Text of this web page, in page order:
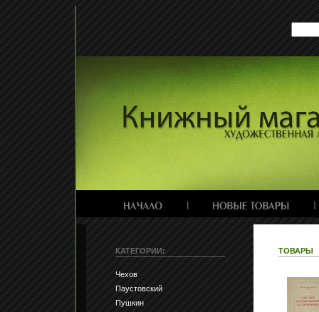
КАТЕГОРИИ:
Чехов
Паустовский
Пушкин
ТОВАРЫ